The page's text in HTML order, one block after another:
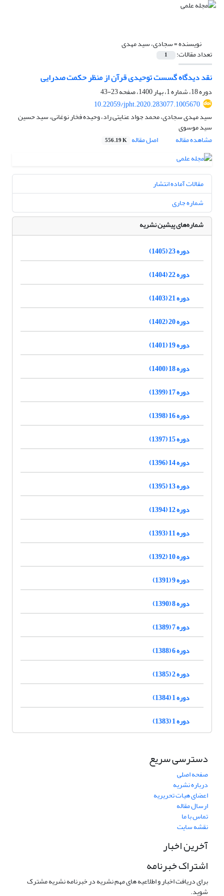
نویسنده =سجادی، سید مهدی
تعداد مقالات: 1
نقد دیدگاه گسست توحیدی قرآن از منظر حکمت صدرایی
دوره 18، شماره 1، بهار 1400، صفحه
23-43
10.22059/jpht.2020.283077.1005670
سید مهدی سجادی، محمد جواد عنایتی راد، وحیده فخار نوغانی، سید حسین
سید موسوی
مشاهده مقاله
اصل مقاله 556.19 K
مقالات آماده انتشار
شماره جاری
شماره‌های پیشین نشریه
دوره 23 (1405)
دوره 22 (1404)
دوره 21 (1403)
دوره 20 (1402)
دوره 19 (1401)
دوره 18 (1400)
دوره 17 (1399)
دوره 16 (1398)
دوره 15 (1397)
دوره 14 (1396)
دوره 13 (1395)
دوره 12 (1394)
دوره 11 (1393)
دوره 10 (1392)
دوره 9 (1391)
دوره 8 (1390)
دوره 7 (1389)
دوره 6 (1388)
دوره 2 (1385)
دوره 1 (1384)
دوره 1 (1383)
دسترسی سریع
صفحه اصلی
درباره نشریه
اعضای هیات تحریریه
ارسال مقاله
تماس با ما
نقشه سایت
آخرین اخبار
اشتراک خبرنامه
برای دریافت اخبار و اطلاعیه های مهم نشریه در خبرنامه نشریه مشترک
شوید.